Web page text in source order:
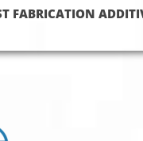
FABRICATION